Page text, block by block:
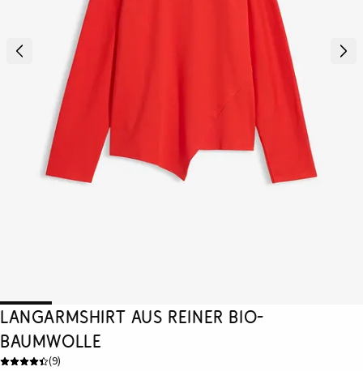
Langarmshirt aus reiner Bio-
Baumwolle
(9)